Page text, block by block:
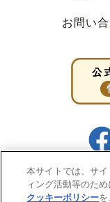
お問い
本サイトでは、サ
ィング活動等のた
クッキーポリシー